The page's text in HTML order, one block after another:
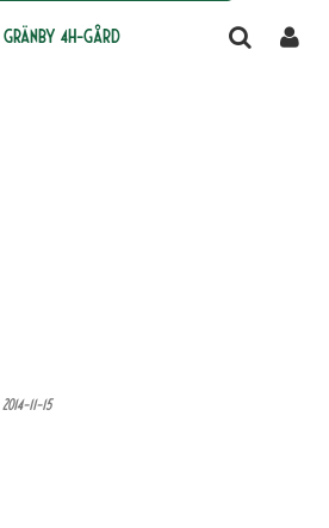
Gränby 4H-gård
2014-11-15